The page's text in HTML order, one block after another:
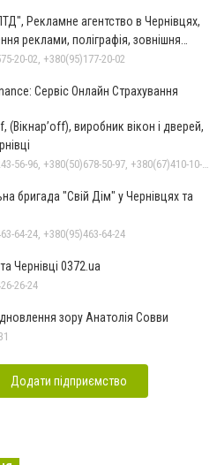
Рекламне агентство в Чернівцях,
реклами, поліграфія, зовнішня
20-02, +380(95)177-20-02
Сервіс Онлайн Страхування
(Вікнар’off), виробник вікон і дверей,
бригада "Свій Дім" у Чернівцях та
64-24, +380(95)463-64-24
Чернівці 0372.ua
26-24
зору Анатолія Совви
Додати підприємство